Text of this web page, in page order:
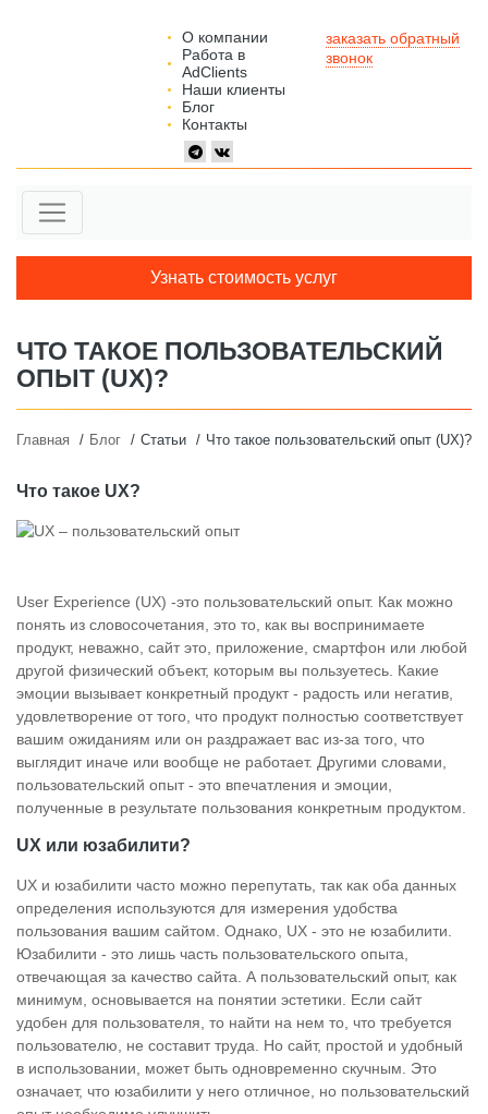
О компании
Работа в
AdClients
Наши клиенты
Блог
Контакты
заказать обратный
звонок
Узнать стоимость услуг
ЧТО ТАКОЕ ПОЛЬЗОВАТЕЛЬСКИЙ
ОПЫТ (UX)?
Главная Блог Статьи Что такое пользовательский опыт (UX)?
Что такое UX?
User Experience (UX) -это пользовательский опыт. Как можно
понять из словосочетания, это то, как вы воспринимаете
продукт, неважно, сайт это, приложение, смартфон или любой
другой физический объект, которым вы пользуетесь. Какие
эмоции вызывает конкретный продукт - радость или негатив,
удовлетворение от того, что продукт полностью соответствует
вашим ожиданиям или он раздражает вас из-за того, что
выглядит иначе или вообще не работает. Другими словами,
пользовательский опыт - это впечатления и эмоции,
полученные в результате пользования конкретным продуктом.
UX или юзабилити?
UX и юзабилити часто можно перепутать, так как оба данных
определения используются для измерения удобства
пользования вашим сайтом. Однако, UX - это не юзабилити.
Юзабилити - это лишь часть пользовательского опыта,
отвечающая за качество сайта. А пользовательский опыт, как
минимум, основывается на понятии эстетики. Если сайт
удобен для пользователя, то найти на нем то, что требуется
пользователю, не составит труда. Но сайт, простой и удобный
в использовании, может быть одновременно скучным. Это
означает, что юзабилити у него отличное, но пользовательский